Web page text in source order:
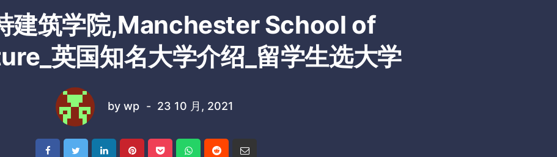
建筑学院,Manchester School of
英国知名大学介绍_留学生选大学
by wp 23 10 月, 2021